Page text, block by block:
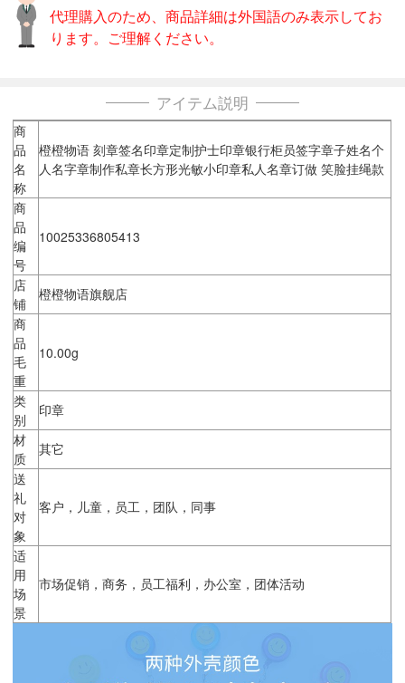
代理購入のため、商品詳細は外国語のみ表示してお
ります。ご理解ください。
アイテム説明
商
品
名
称
橙橙物语 刻章签名印章定制护士印章银行柜员签字章子姓名个
人名字章制作私章长方形光敏小印章私人名章订做 笑脸挂绳款
商
品
编
号
10025336805413
店
铺
橙橙物语旗舰店
商
品
毛
重
10.00g
类
别
印章
材
质
其它
送
礼
对
象
客户，儿童，员工，团队，同事
适
用
场
景
市场促销，商务，员工福利，办公室，团体活动